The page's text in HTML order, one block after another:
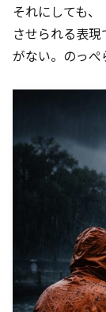
それにしても
させられる表
がない。のっぺ